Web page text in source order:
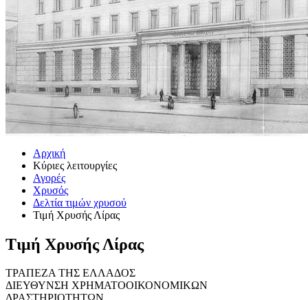
Αρχική
Κύριες λειτουργίες
Αγορές
Χρυσός
Δελτία τιμών χρυσού
Τιμή Χρυσής Λίρας
Τιμή Χρυσής Λίρας
ΤΡΑΠΕΖΑ ΤΗΣ ΕΛΛΑΔΟΣ
ΔΙΕΥΘΥΝΣΗ ΧΡΗΜΑΤΟΟΙΚΟΝΟΜΙΚΩΝ